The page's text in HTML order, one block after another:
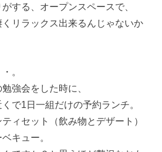
する、オープンスペースで、
リラックス出来るんじゃないか
。
強会をした時に、
で1日一組だけの予約ランチ。
ィセット（飲み物とデザート）
キュー。